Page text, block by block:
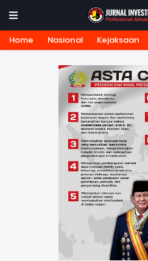
Home Nasional Kejaksaan